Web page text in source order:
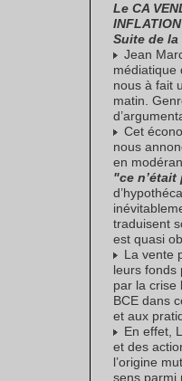
Le CA
Suite de
Jean
médiatique
nous à fait
matin.
Cet
nous
en
"ce
traduisent
est quasi
La vente
leurs fonds
par la crise
BCE dans
et aux
En effet,
et des
l’origine
sens parmi